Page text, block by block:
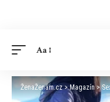
Aa
ŽenaŽenám.cz>Magazín>